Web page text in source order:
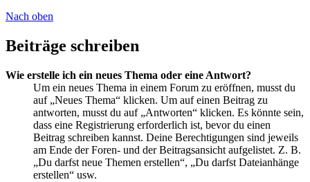
Nach oben
Beiträge schreiben
Wie erstelle ich ein neues Thema oder eine Antwort?
Um ein neues Thema in einem Forum zu eröffnen, musst du
auf „Neues Thema“ klicken. Um auf einen Beitrag zu
antworten, musst du auf „Antworten“ klicken. Es könnte sein,
dass eine Registrierung erforderlich ist, bevor du einen
Beitrag schreiben kannst. Deine Berechtigungen sind jeweils
am Ende der Foren- und der Beitragsansicht aufgelistet. Z. B.
„Du darfst neue Themen erstellen“, „Du darfst Dateianhänge
erstellen“ usw.